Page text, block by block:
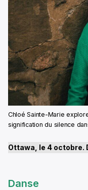
Chloé Sainte-Marie
signification du silence
Ottawa, le 4 octobre.
Danse